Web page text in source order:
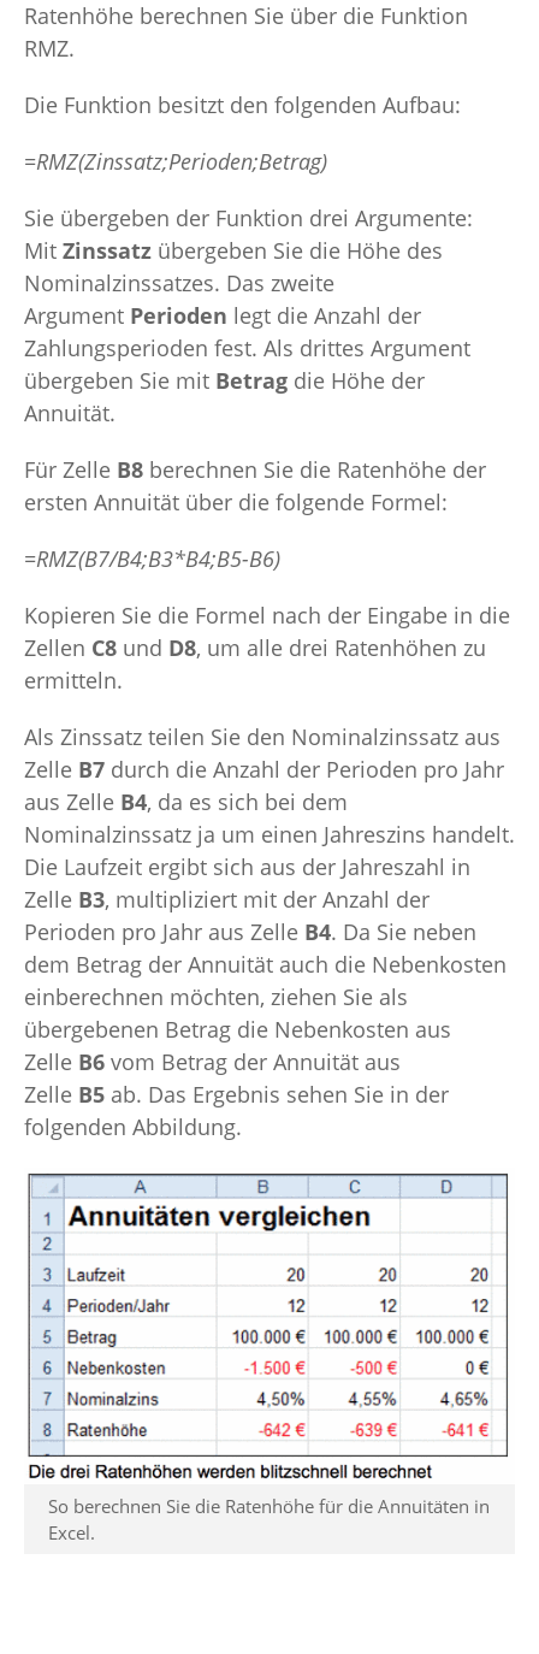
Ratenhöhe berechnen Sie über die Funktion
RMZ.
Die Funktion besitzt den folgenden Aufbau:
=RMZ(Zinssatz;Perioden;Betrag)
Sie übergeben der Funktion drei Argumente:
Mit Zinssatz übergeben Sie die Höhe des
Nominalzinssatzes. Das zweite
Argument Perioden legt die Anzahl der
Zahlungsperioden fest. Als drittes Argument
übergeben Sie mit Betrag die Höhe der
Annuität.
Für Zelle B8 berechnen Sie die Ratenhöhe der
ersten Annuität über die folgende Formel:
=RMZ(B7/B4;B3*B4;B5-B6)
Kopieren Sie die Formel nach der Eingabe in die
Zellen C8 und D8, um alle drei Ratenhöhen zu
ermitteln.
Als Zinssatz teilen Sie den Nominalzinssatz aus
Zelle B7 durch die Anzahl der Perioden pro Jahr
aus Zelle B4, da es sich bei dem
Nominalzinssatz ja um einen Jahreszins handelt.
Die Laufzeit ergibt sich aus der Jahreszahl in
Zelle B3, multipliziert mit der Anzahl der
Perioden pro Jahr aus Zelle B4. Da Sie neben
dem Betrag der Annuität auch die Nebenkosten
einberechnen möchten, ziehen Sie als
übergebenen Betrag die Nebenkosten aus
Zelle B6 vom Betrag der Annuität aus
Zelle B5 ab. Das Ergebnis sehen Sie in der
folgenden Abbildung.
So berechnen Sie die Ratenhöhe für die Annuitäten in
Excel.